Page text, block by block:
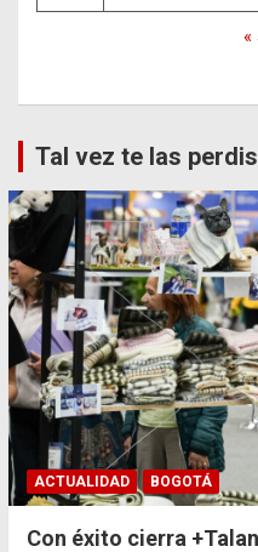
«
Tal vez te las
ACTUALIDAD BOGOTÁ
Con éxito cierra